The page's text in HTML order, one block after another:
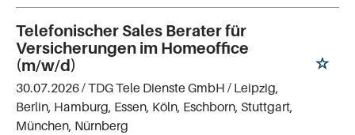
Telefonischer Sales Berater für
Versicherungen im Homeoffice
(m/w/d)
30.07.2026 /TDG Tele Dienste GmbH / Leipzig,
Berlin, Hamburg, Essen, Köln, Eschborn, Stuttgart,
München, Nürnberg